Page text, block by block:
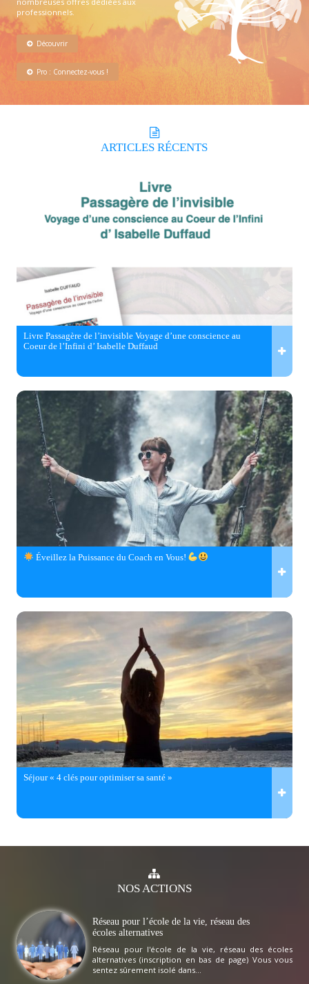
professionnels.
Découvrir
Pro : Connectez-vous !
ARTICLES RÉCENTS
Livre Passagère de l’invisible Voyage d’une conscience au
Coeur de l’Infini d’ Isabelle Duffaud
Éveillez la Puissance du Coach en Vous!
Séjour « 4 clés pour optimiser sa santé »
NOSACTIONS
Réseau pour l’école de la vie, réseau des
écoles alternatives
Réseau pour l'école de la vie, réseau des écoles
alternatives (inscription en bas de page) Vous vous
sentez sûrement isolé dans...